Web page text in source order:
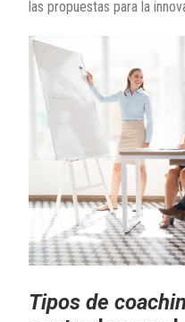
las propuestas para la
Tipos de